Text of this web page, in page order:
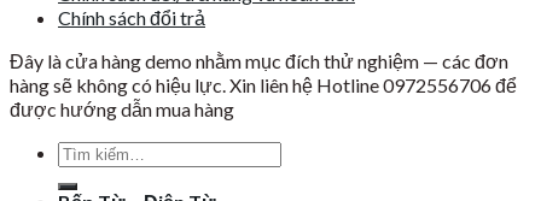
Chính sách đổi trả
Đây là cửa hàng demo nhằm mục đích thử nghiệm — các đơn
hàng sẽ không có hiệu lực. Xin liên hệ Hotline 0972556706 để
được hướng dẫn mua hàng
Tìm
kiếm: